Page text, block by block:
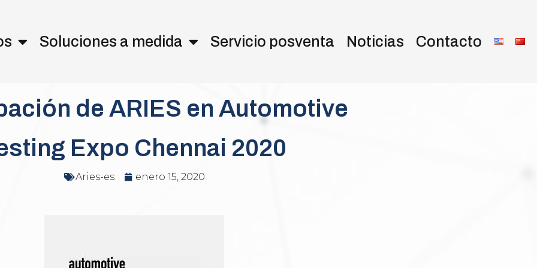
Soluciones a medida Servicio posventa Noticias Contacto
de ARIES en Automotive
Expo Chennai 2020
Aries-es enero 15, 2020